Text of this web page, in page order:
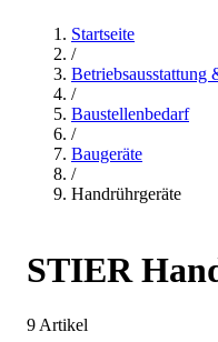
Startseite
/
Betriebsausstattung
/
Baustellenbedarf
/
Baugeräte
/
Handrührgeräte
STIER
9 Artikel